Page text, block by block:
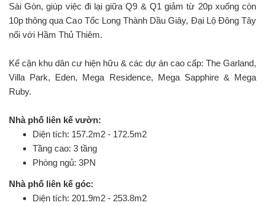
Sài Gòn, giúp việc đi lại giữa Q9 & Q1 giảm từ 20p xuống còn
10p thông qua Cao Tốc Long Thành Dầu Giây, Đại Lộ Đông Tây
nối với Hầm Thủ Thiêm.
Kế cận khu dân cư hiện hữu & các dự án cao cấp: The Garland,
Villa Park, Eden, Mega Residence, Mega Sapphire & Mega
Ruby.
Nhà phố liên kế vườn:
Diện tích: 157.2m2 - 172.5m2
Tầng cao: 3 tầng
Phòng ngủ: 3PN
Nhà phố liên kế góc:
Diện tích: 201.9m2 - 253.8m2